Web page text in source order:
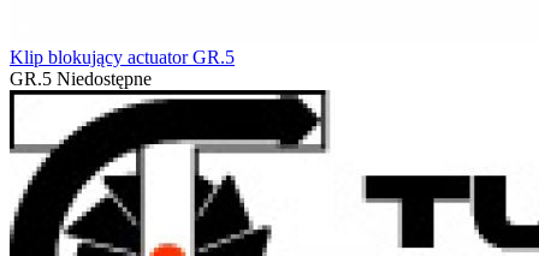
Klip blokujący actuator GR.5
GR.5 Niedostępne